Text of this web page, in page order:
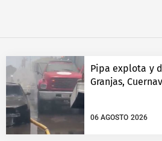
Pipa explota y
Granjas,
06 AGOSTO 2026